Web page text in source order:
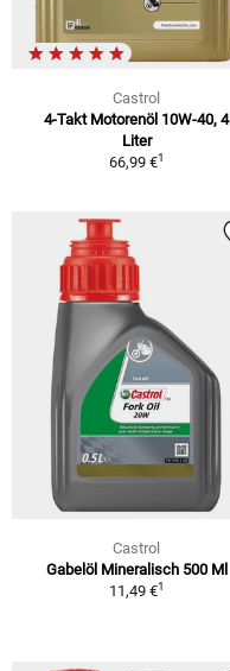
Castrol
4-Takt Motorenöl 10W-40, 4
Liter
66,99 €1
Castrol
Gabelöl Mineralisch 500 Ml
11,49 €1